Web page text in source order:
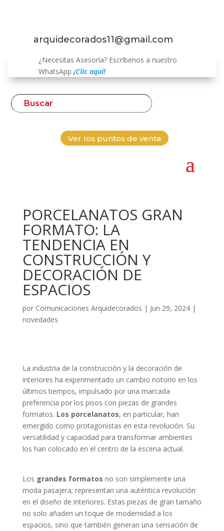
arquidecorados11@gmail.com
¿Necesitas Asesoría? Escríbenos a nuestro
WhatsApp ¡Clic aquí!
Ver los puntos de venta
PORCELANATOS GRAN
FORMATO: LA
TENDENCIA EN
CONSTRUCCIÓN Y
DECORACIÓN DE
ESPACIOS
por Comunicaciones Arquidecorados | Jun 29, 2024|
novedades
La industria de la construcción y la decoración de
interiores ha experimentado un cambio notorio en los
últimos tiempos, impulsado por una marcada
preferencia por los pisos con piezas de grandes
formatos. Los porcelanatos, en particular, han
emergido como protagonistas en esta revolución. Su
versatilidad y capacidad para transformar ambientes
los han colocado en el centro de la escena actual.
Los grandes formatos no son simplemente una
moda pasajera; representan una auténtica revolución
en el diseño de interiores. Estas piezas de gran tamaño
no solo añaden un toque de modernidad a los
espacios, sino que también generan una sensación de